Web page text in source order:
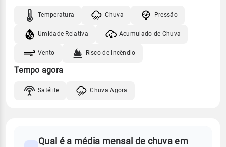
Temperatura Chuva Pressão
Umidade Relativa Acumulado de Chuva
Vento Risco de Incêndio
Tempo agora
Satélite Chuva Agora
Qual é a média mensal de chuva em